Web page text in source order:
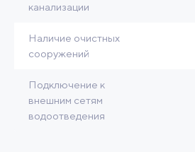
канализации
Наличие очистных
сооружений
Подключение к
внешним сетям
водоотведения